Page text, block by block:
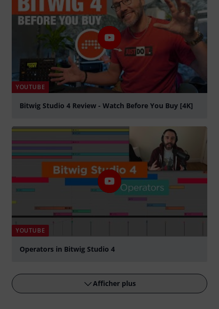
YOUTUBE
Bitwig Studio 4 Review - Watch Before You Buy [4K]
YOUTUBE
Operators in Bitwig Studio 4
Afficher plus